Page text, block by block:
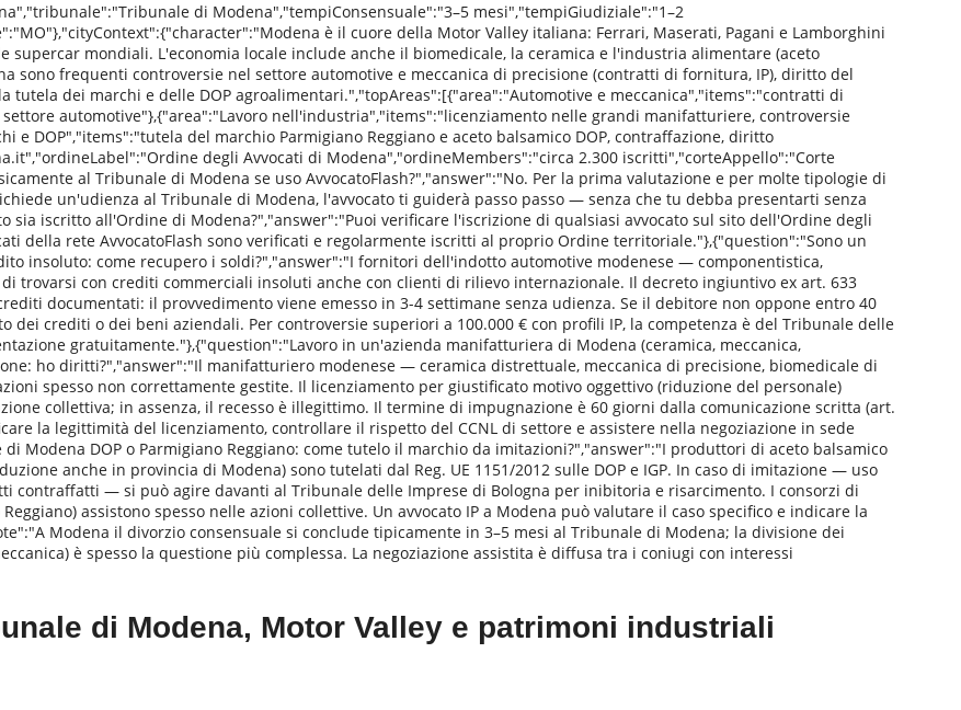
di Modena","tempiConsensuale":"3–5 mesi","tempiGiudiziale":"1–2
è il cuore della Motor Valley italiana: Ferrari, Maserati, Pagani e Lamborghini
mondiali. L'economia locale include anche il biomedicale, la ceramica e l'industria alimentare (aceto
sono frequenti controversie nel settore automotive e meccanica di precisione (contratti di fornitura, IP), diritto del
dei marchi e delle DOP agroalimentari.","topAreas":[{"area":"Automotive e meccanica","items":"contratti di
automotive"},{"area":"Lavoro nell'industria","items":"licenziamento nelle grandi manifatturiere, controversie
e DOP","items":"tutela del marchio Parmigiano Reggiano e aceto balsamico DOP, contraffazione, diritto
degli Avvocati di Modena","ordineMembers":"circa 2.300 iscritti","corteAppello":"Corte
al Tribunale di Modena se uso AvvocatoFlash?","answer":"No. Per la prima valutazione e per molte tipologie di
un'udienza al Tribunale di Modena, l'avvocato ti guiderà passo passo — senza che tu debba presentarti senza
sia iscritto all'Ordine di Modena?","answer":"Puoi verificare l'iscrizione di qualsiasi avvocato sul sito dell'Ordine degli
della rete AvvocatoFlash sono verificati e regolarmente iscritti al proprio Ordine territoriale."},{"question":"Sono un
insoluto: come recupero i soldi?","answer":"I fornitori dell'indotto automotive modenese — componentistica,
trovarsi con crediti commerciali insoluti anche con clienti di rilievo internazionale. Il decreto ingiuntivo ex art. 633
documentati: il provvedimento viene emesso in 3-4 settimane senza udienza. Se il debitore non oppone entro 40
dei crediti o dei beni aziendali. Per controversie superiori a 100.000 € con profili IP, la competenza è del Tribunale delle
gratuitamente."},{"question":"Lavoro in un'azienda manifatturiera di Modena (ceramica, meccanica,
ho diritti?","answer":"Il manifatturiero modenese — ceramica distrettuale, meccanica di precisione, biomedicale di
spesso non correttamente gestite. Il licenziamento per giustificato motivo oggettivo (riduzione del personale)
collettiva; in assenza, il recesso è illegittimo. Il termine di impugnazione è 60 giorni dalla comunicazione scritta (art.
la legittimità del licenziamento, controllare il rispetto del CCNL di settore e assistere nella negoziazione in sede
Modena DOP o Parmigiano Reggiano: come tutelo il marchio da imitazioni?","answer":"I produttori di aceto balsamico
anche in provincia di Modena) sono tutelati dal Reg. UE 1151/2012 sulle DOP e IGP. In caso di imitazione — uso
contraffatti — si può agire davanti al Tribunale delle Imprese di Bologna per inibitoria e risarcimento. I consorzi di
assistono spesso nelle azioni collettive. Un avvocato IP a Modena può valutare il caso specifico e indicare la
Modena il divorzio consensuale si conclude tipicamente in 3–5 mesi al Tribunale di Modena; la divisione dei
è spesso la questione più complessa. La negoziazione assistita è diffusa tra i coniugi con interessi
di Modena, Motor Valley e patrimoni industriali